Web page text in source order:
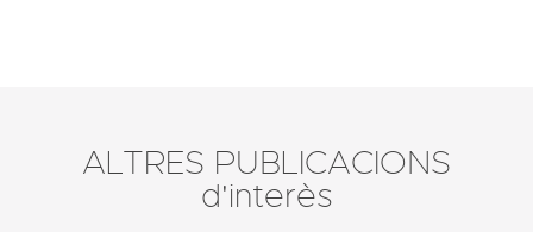
ALTRES PUBLICACIONS
d'interès